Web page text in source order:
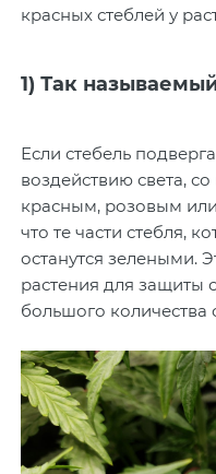
красных стеблей у
1) Так
Если стебель
воздействию света,
красным, розовым
что те части стебля,
останутся зелеными.
растения для защиты
большого количества